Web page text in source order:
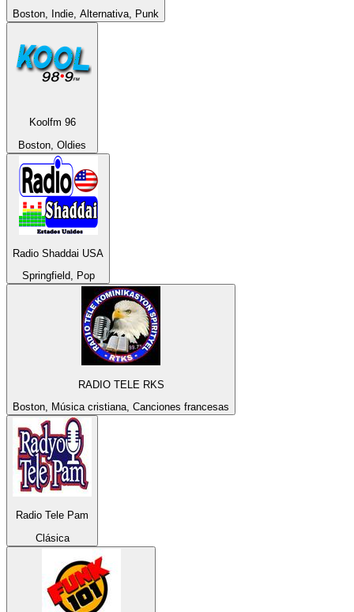
Boston, Indie, Alternativa, Punk
Koolfm 96
Boston, Oldies
Radio Shaddai USA
Springfield, Pop
RADIO TELE RKS
Boston, Música cristiana, Canciones francesas
Radio Tele Pam
Clásica